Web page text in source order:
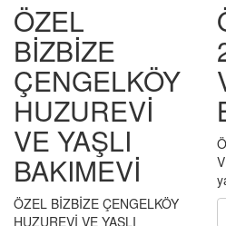
ÖZEL
BİZBİZE
ÇENGELKÖY
HUZUREVİ
VE YAŞLI
BAKIMEVİ
ÖZEL BİZBİZE ÇENGELKÖY
HUZUREVİ VE YAŞLI